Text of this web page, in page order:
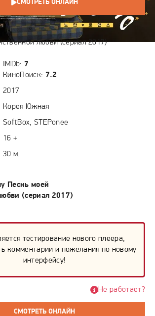
СМОТРЕТЬ ОНЛАЙН
любви (сериал 2017)
IMDb: 7
КиноПоиск: 7.2
2017
Корея Южная
SoftBox, STEPonee
16 +
30 м.
Песнь моей
(сериал 2017)
тестирование нового плеера,
комментарии и пожелания по новому
интерфейсу!
СМОТРЕТЬ ОНЛАЙН
Не работает?